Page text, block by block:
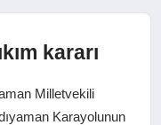
kararı
Milletvekili
Karayolunun